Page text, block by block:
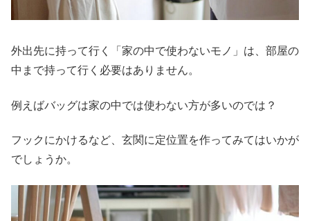
外出先に持って行く「家の中で使わないモノ」は、部屋の
中まで持って行く必要はありません。
例えばバッグは家の中では使わない方が多いのでは？
フックにかけるなど、玄関に定位置を作ってみてはいかが
でしょうか。